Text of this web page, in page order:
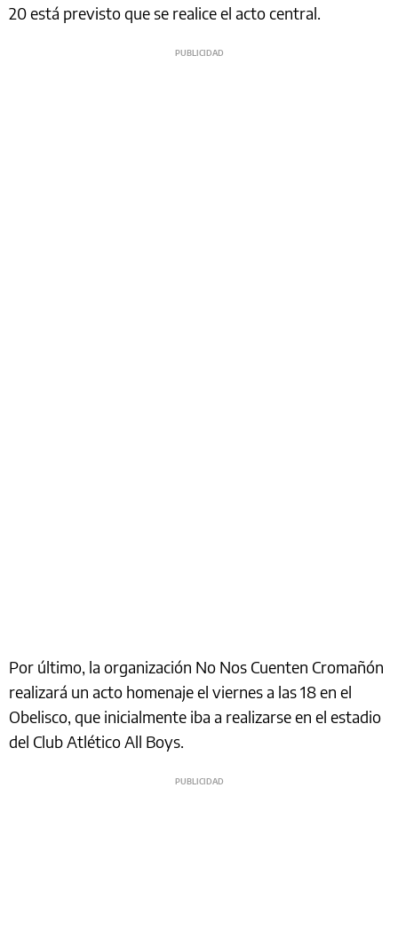
20 está previsto que se realice el acto central.
Por último, la organización No Nos Cuenten Cromañón
realizará un acto homenaje el viernes a las 18 en el
Obelisco, que inicialmente iba a realizarse en el estadio
del Club Atlético All Boys.